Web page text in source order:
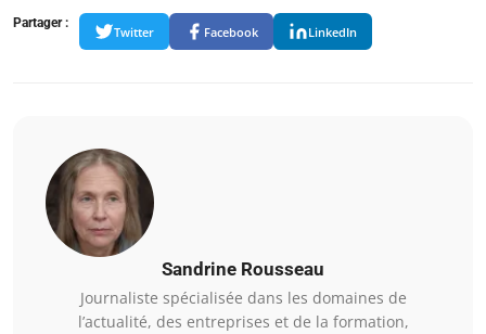
Partager :
Twitter Facebook LinkedIn
Sandrine Rousseau
Journaliste spécialisée dans les domaines de
l’actualité, des entreprises et de la formation,